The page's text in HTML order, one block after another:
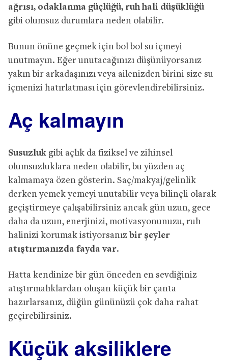
ağrısı, odaklanma güçlüğü, ruh hali düşüklüğü
gibi olumsuz durumlara neden olabilir.
Bunun önüne geçmek için bol bol su içmeyi
unutmayın. Eğer unutacağınızı düşünüyorsanız
yakın bir arkadaşınızı veya ailenizden birini size su
içmenizi hatırlatması için görevlendirebilirsiniz.
Aç kalmayın
Susuzluk gibi açlık da fiziksel ve zihinsel
olumsuzluklara neden olabilir, bu yüzden aç
kalmamaya özen gösterin. Saç/makyaj/gelinlik
derken yemek yemeyi unutabilir veya bilinçli olarak
geçiştirmeye çalışabilirsiniz ancak gün uzun, gece
daha da uzun, enerjinizi, motivasyonunuzu, ruh
halinizi korumak istiyorsanız bir şeyler
atıştırmanızda fayda var.
Hatta kendinize bir gün önceden en sevdiğiniz
atıştırmalıklardan oluşan küçük bir çanta
hazırlarsanız, düğün gününüzü çok daha rahat
geçirebilirsiniz.
Küçük aksiliklere